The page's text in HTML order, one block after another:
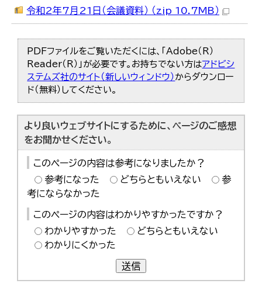
令和2年7月21日（会議資料） （zip 10.7MB）
PDFファイルをご覧いただくには、「Adobe（R）
Reader（R）」が必要です。お持ちでない方はアドビシ
ステムズ社のサイト（新しいウィンドウ） からダウンロー
ド（無料）してください。
より良いウェブサイトにするために、ページのご感想
をお聞かせください。
このページの内容は参考になりましたか？
参考になった
どちらともいえない
参
考にならなかった
このページの内容はわかりやすかったですか？
わかりやすかった
どちらともいえない
わかりにくかった
送信